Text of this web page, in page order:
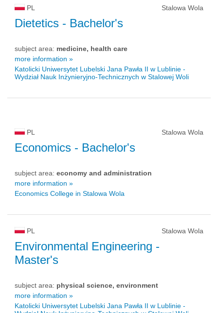
PL Stalowa Wola
Dietetics - Bachelor's
subject area: medicine, health care
more information »
Katolicki Uniwersytet Lubelski Jana Pawła II w Lublinie -
Wydział Nauk Inżynieryjno-Technicznych w Stalowej Woli
PL Stalowa Wola
Economics - Bachelor's
subject area: economy and administration
more information »
Economics College in Stalowa Wola
PL Stalowa Wola
Environmental Engineering -
Master's
subject area: physical science, environment
more information »
Katolicki Uniwersytet Lubelski Jana Pawła II w Lublinie -